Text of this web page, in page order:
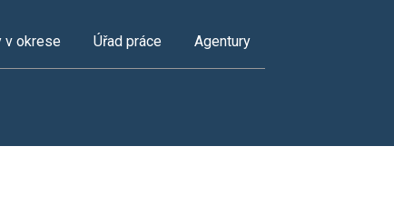
v okrese Úřad práce Agentury